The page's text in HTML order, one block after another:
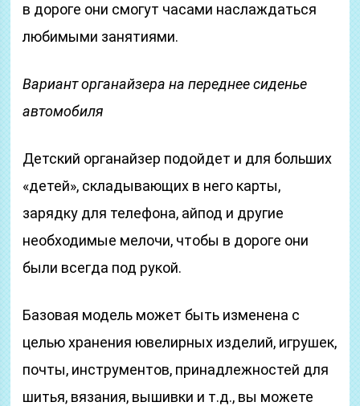
в дороге они смогут часами наслаждаться
любимыми занятиями.
Вариант органайзера на переднее сиденье
автомобиля
Детский органайзер подойдет и для больших
«детей», складывающих в него карты,
зарядку для телефона, айпод и другие
необходимые мелочи, чтобы в дороге они
были всегда под рукой.
Базовая модель может быть изменена с
целью хранения ювелирных изделий, игрушек,
почты, инструментов, принадлежностей для
шитья, вязания, вышивки и т.д., вы можете